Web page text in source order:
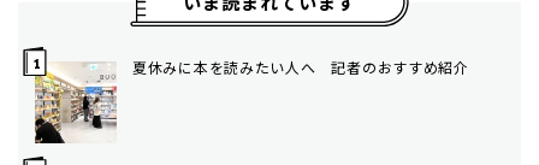
夏休みに本を読みたい人へ 記者のおすすめ紹介